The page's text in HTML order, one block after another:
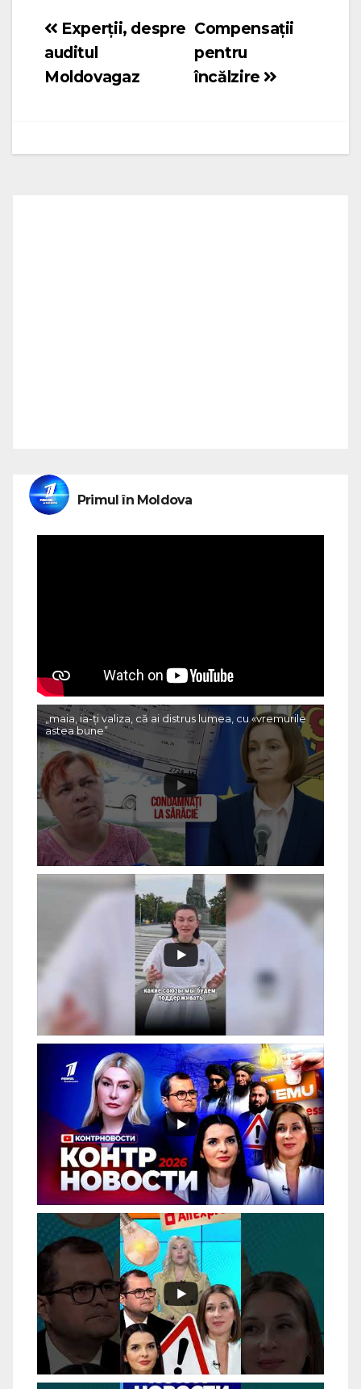
Navigare
în
Compensații
pentru
încălzire
Experții, despre
auditul
Moldovagaz
Primul în Moldova
„maia, ia-ți valiza, că ai distrus lumea, cu «vremurile
astea bune”